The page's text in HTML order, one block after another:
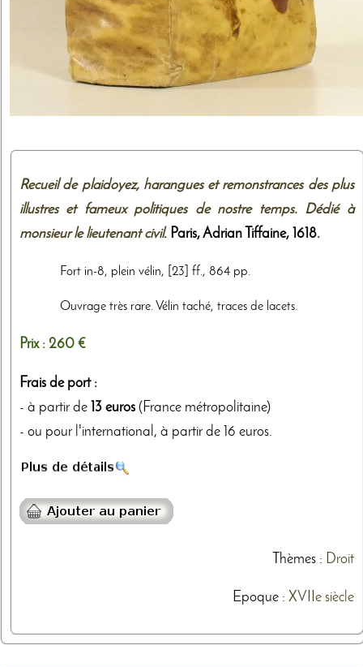
Recueil de plaidoyez, harangues et remonstrances des plus
illustres et fameux politiques de nostre temps. Dédié à
monsieur le lieutenant civil. Paris,Adrian Tiffaine, 1618.
Fort in-8, plein vélin, [23] ff., 864 pp.
Ouvrage très rare. Vélin taché, traces de lacets.
Prix : 260 €
Frais de port :
- à partir de 13 euros (France métropolitaine)
- ou pour l'international, à partir de 16 euros.
Thèmes: Droit
Epoque : XVIIe siècle